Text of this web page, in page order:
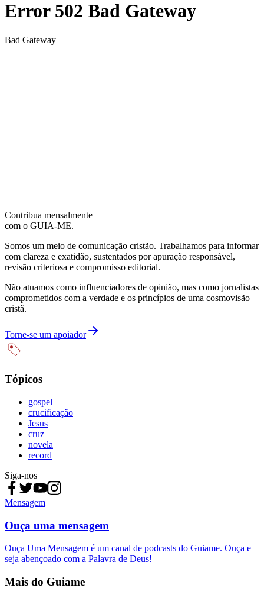
Contribua mensalmente
com o GUIA-ME.
Somos um meio de comunicação cristão. Trabalhamos para informar
com clareza e exatidão, sustentados por apuração responsável,
revisão criteriosa e compromisso editorial.
Não atuamos como influenciadores de opinião, mas como jornalistas
comprometidos com a verdade e os princípios de uma cosmovisão
cristã.
Torne-se um apoiador
Tópicos
gospel
crucificação
Jesus
cruz
novela
record
Siga-nos
Mensagem
Ouça uma mensagem
Ouça Uma Mensagem é um canal de podcasts do Guiame. Ouça e
seja abençoado com a Palavra de Deus!
Mais do Guiame